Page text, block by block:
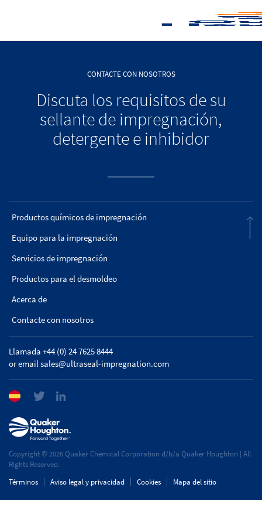
CONTACTE CON NOSOTROS
Discuta los requisitos de su
sellante de impregnación,
detergente e inhibidor
Productos químicos de impregnación
Equipo para la impregnación
Servicios de impregnación
Productos para el desmoldeo
Acerca de
Contacte con nosotros
Llamada +44 (0) 24 7625 8444
or emailsales@ultraseal-impregnation.com
Copyright © 2026 Quaker Chemical Corporation d/b/a Quaker Houghton | All
Rights Reserved.
Términos
Aviso legal y privacidad Cookies Mapa del sitio